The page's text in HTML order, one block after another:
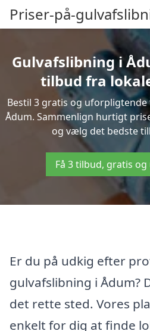
Priser-på-
Gulvafslibning i
tilbud fra
Bestil 3 gratis og
Ådum. Sammenlign hurtigt
og vælg det bedste
Få 3 tilbud, gratis
Er du på udkig efter
gulvafslibning i Ådum?
det rette sted. Vores
enkelt for dig at finde